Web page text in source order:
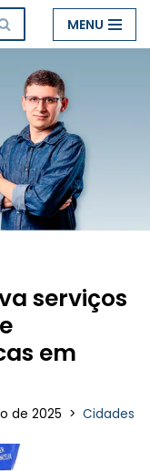
MENU
serviços
em
de 2025 Cidades